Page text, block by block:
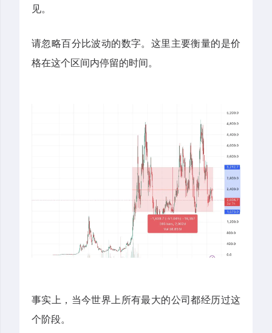
见。
请忽略百分比波动的数字。这里主要衡量的是价
格在这个区间内停留的时间。
事实上，当今世界上所有最大的公司都经历过这
个阶段。